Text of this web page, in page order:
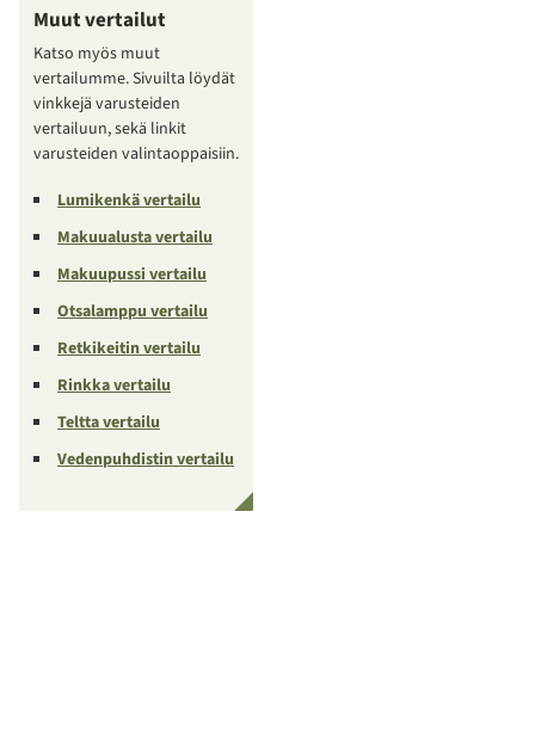
Muut vertailut
Katso myös muut
vertailumme. Sivuilta löydät
vinkkejä varusteiden
vertailuun, sekä linkit
varusteiden valintaoppaisiin.
Lumikenkä vertailu
Makuualusta vertailu
Makuupussi vertailu
Otsalamppu vertailu
Retkikeitin vertailu
Rinkka vertailu
Teltta vertailu
Vedenpuhdistin vertailu